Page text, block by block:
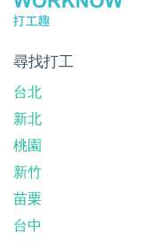
尋找打工
台北
新北
桃園
新竹
苗栗
台中